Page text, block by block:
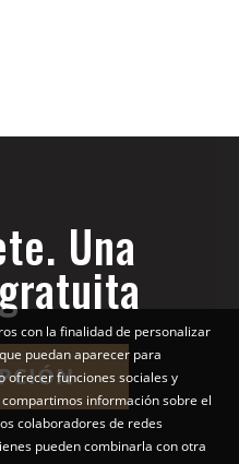
Una
con la finalidad de personalizar
puedan aparecer para
ofrecer funciones sociales y
información sobre el
colaboradores de redes
pueden combinarla con otra